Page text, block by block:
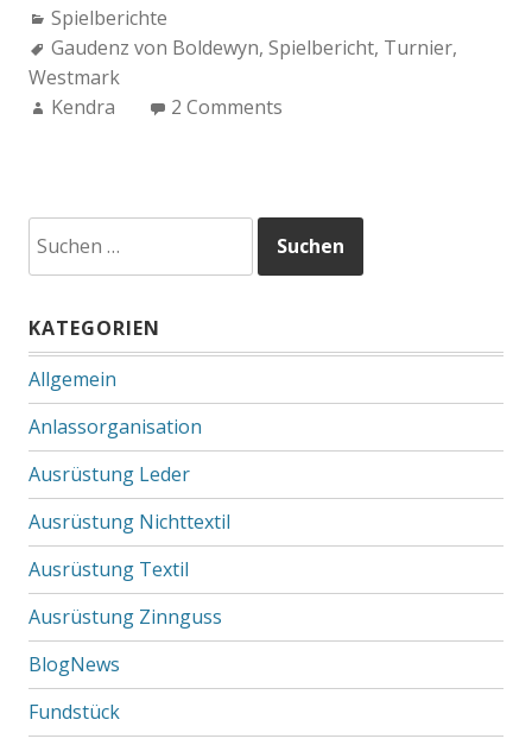
Categories:
Spielberichte
Tags:
Gaudenz von Boldewyn, Spielbericht, Turnier,
Westmark
Author:
Kendra 2 Comments
nach:
KATEGORIEN
Allgemein
Anlassorganisation
Ausrüstung Leder
Ausrüstung Nichttextil
Ausrüstung Textil
Ausrüstung Zinnguss
BlogNews
Fundstück